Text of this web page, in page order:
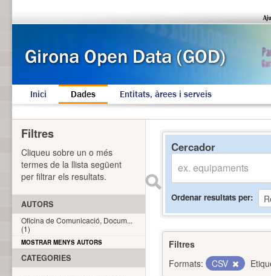
Inici Dades Entitats, àrees i serveis
Cercador
Ordenar resultats per
Filtres
Formats:
CSV
Filtres
Cliqueu sobre un o més
termes de la llista següent
per filtrar els resultats.
AUTORS
Oficina de Comunicació, Docum...
(1)
MOSTRAR MENYS AUTORS
CATEGORIES